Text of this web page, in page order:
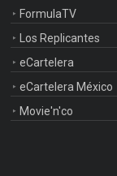
FormulaTV
Los Replicantes
eCartelera
eCartelera México
Movie'n'co